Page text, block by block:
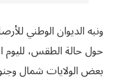
ونبه الديوان الوطني
حول حالة الطقس،
بعض الولايات شمال